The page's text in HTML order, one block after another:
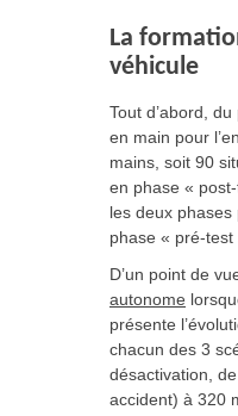
La
véhicule
Tout d’abord,
en main pour
mains, soit 90
en phase «
les deux phases
phase « pré-
D’un point de
autonome
présente
chacun des 3
désactivation,
accident) à 320